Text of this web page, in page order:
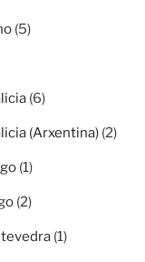
(5)
(6)
(Arxentina) (2)
(1)
(2)
(1)